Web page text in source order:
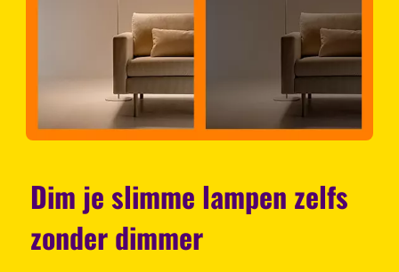
Dim je slimme lampen zelfs
zonder dimmer